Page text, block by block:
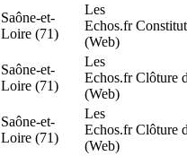
Saône-et-
Loire (71)
Les
Echos.fr
(Web)
Saône-et-
Loire (71)
Les
Echos.fr
(Web)
Clôture
Saône-et-
Loire (71)
Les
Echos.fr
(Web)
Clôture